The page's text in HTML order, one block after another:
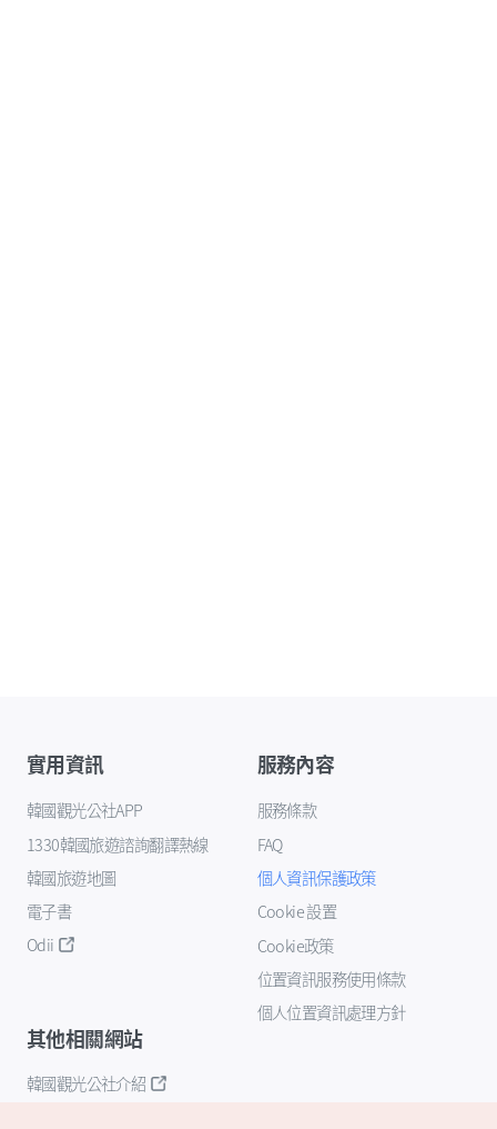
實用資訊
韓國觀光公社APP
1330韓國旅遊諮詢翻譯熱線
韓國旅遊地圖
電子書
Odii
服務內容
服務條款
FAQ
個人資訊保護政策
Cookie 設置
Cookie政策
位置資訊服務使用條款
個人位置資訊處理方針
其他相關網站
韓國觀光公社介紹